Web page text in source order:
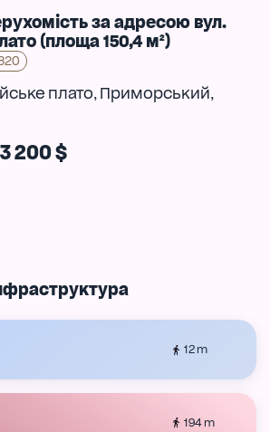
за адресою вул.
(площа 150,4 м²)
плато, Приморський,
200 $
12 m
194 m